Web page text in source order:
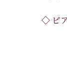
◇ ピ